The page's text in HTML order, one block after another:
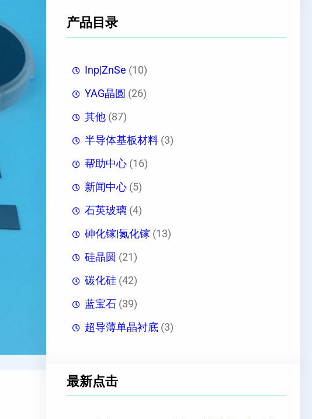
产品目录
Inp|ZnSe (10)
YAG晶圆 (26)
其他 (87)
半导体基板材料 (3)
帮助中心 (16)
新闻中心 (5)
石英玻璃 (4)
砷化镓|氮化镓 (13)
硅晶圆 (21)
碳化硅 (42)
蓝宝石 (39)
超导薄单晶衬底 (3)
最新点击